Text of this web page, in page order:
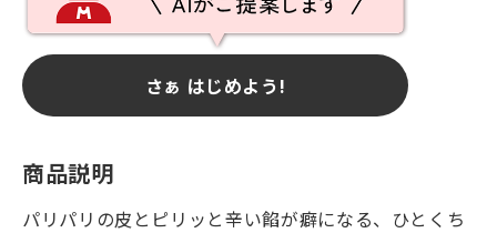
さぁ はじめよう!
商品説明
パリパリの皮とピリッと辛い餡が癖になる、ひとくち